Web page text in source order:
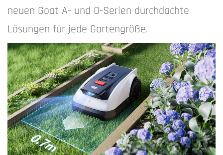
neuen Goat A- und O-Serien durchdachte
Lösungen für jede Gartengröße.